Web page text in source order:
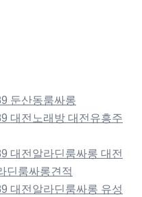
둔산동룸싸롱
대전노래방 대전유흥주
대전알라딘룸싸롱 대전
딘룸싸롱견적
대전알라딘룸싸롱 유성